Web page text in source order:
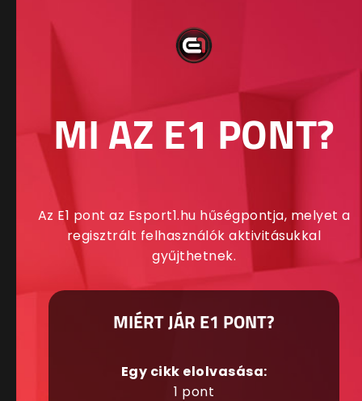
MI AZ E1 PONT?
Az E1 pont az Esport1.hu hűségpontja, melyet a
regisztrált felhasználók aktivitásukkal
gyűjthetnek.
MIÉRT JÁR E1 PONT?
Egy cikk elolvasása:
1 pont